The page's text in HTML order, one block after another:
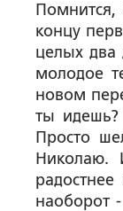
концу
целых два
молодое
новом
ты идешь?
Просто
Николаю.
наоборот